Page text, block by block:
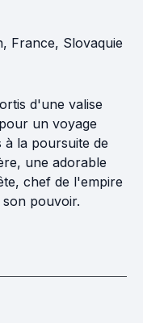
, France, Slovaquie
d'une valise
un voyage
à la poursuite de
une adorable
chef de l'empire
pouvoir.